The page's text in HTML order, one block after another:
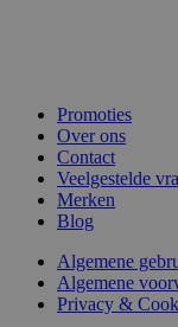
Promoties
Over ons
Contact
Veelgestelde
Merken
Blog
Algemene
Algemene
Privacy &